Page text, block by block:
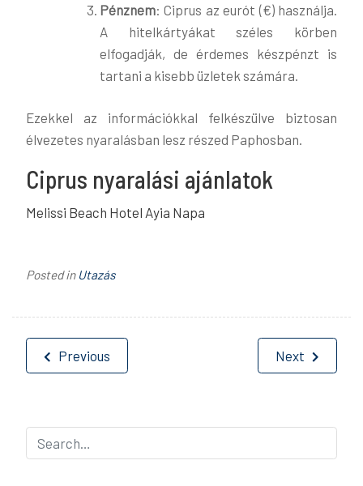
Pénznem: Ciprus az eurót (€) használja.
A hitelkártyákat széles körben
elfogadják, de érdemes készpénzt is
tartani a kisebb üzletek számára​​.
Ezekkel az információkkal felkészülve biztosan
élvezetes nyaralásban lesz részed Paphosban.
Ciprus nyaralási ajánlatok
Melissi Beach Hotel Ayia Napa
Posted in Utazás
Bejegyzés
Previous Next